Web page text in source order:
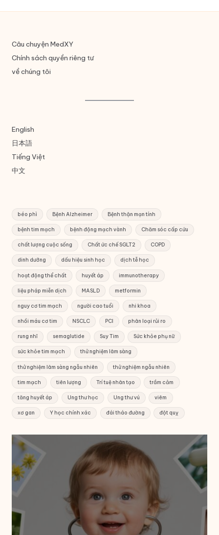
Câu chuyện MedXY
Chính sách quyền riêng tư
về chúng tôi
English
日本語
Tiếng Việt
中文
béo phì Bệnh Alzheimer Bệnh thận mạn tính
bệnh tim mạch bệnh động mạch vành Chăm sóc cấp cứu
chất lượng cuộc sống Chất ức chế SGLT2 COPD
dinh dưỡng dấu hiệu sinh học dịch tễ học
hoạt động thể chất huyết áp immunotherapy
liệu pháp miễn dịch MASLD metformin
nguy cơ tim mạch người cao tuổi nhi khoa
nhồi máu cơ tim NSCLC PCI phân loại rủi ro
rung nhĩ semaglutide Suy Tim Sức khỏe phụ nữ
sức khỏe tim mạch thử nghiệm lâm sàng
thử nghiệm lâm sàng ngẫu nhiên thử nghiệm ngẫu nhiên
tim mạch tiên lượng Trí tuệ nhân tạo trầm cảm
tăng huyết áp Ung thư học Ung thư vú viêm
xơ gan Y học chính xác đái tháo đường đột quỵ